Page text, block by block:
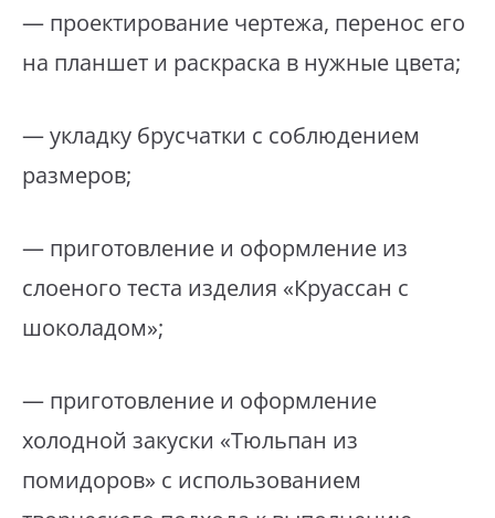
— проектирование чертежа, перенос его
на планшет и раскраска в нужные цвета;
— укладку брусчатки с соблюдением
размеров;
— приготовление и оформление из
слоеного теста изделия «Круассан с
шоколадом»;
— приготовление и оформление
холодной закуски «Тюльпан из
помидоров» с использованием